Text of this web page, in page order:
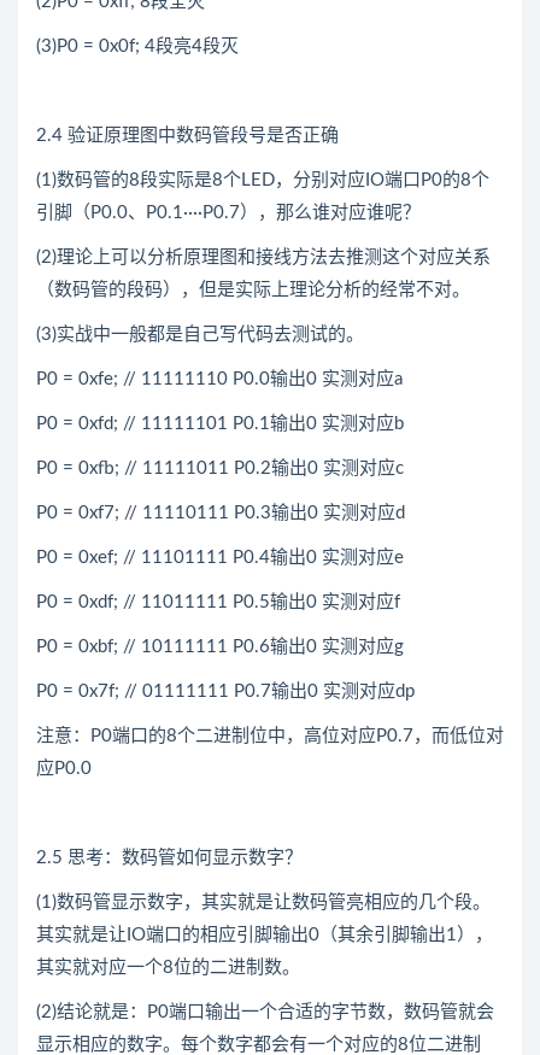
(3)P0 = 0x0f; 4段亮4段灭
2.4 验证原理图中数码管段号是否正确
(1)数码管的8段实际是8个LED，分别对应IO端口P0的8个
引脚（P0.0、P0.1····P0.7），那么谁对应谁呢？
(2)理论上可以分析原理图和接线方法去推测这个对应关系
（数码管的段码），但是实际上理论分析的经常不对。
(3)实战中一般都是自己写代码去测试的。
P0 = 0xfe; // 11111110 P0.0输出0 实测对应a
P0 = 0xfd; // 11111101 P0.1输出0 实测对应b
P0 = 0xfb; // 11111011 P0.2输出0 实测对应c
P0 = 0xf7; // 11110111 P0.3输出0 实测对应d
P0 = 0xef; // 11101111 P0.4输出0 实测对应e
P0 = 0xdf; // 11011111 P0.5输出0 实测对应f
P0 = 0xbf; // 10111111 P0.6输出0 实测对应g
P0 = 0x7f; // 01111111 P0.7输出0 实测对应dp
注意：P0端口的8个二进制位中，高位对应P0.7，而低位对
应P0.0
2.5 思考：数码管如何显示数字？
(1)数码管显示数字，其实就是让数码管亮相应的几个段。
其实就是让IO端口的相应引脚输出0（其余引脚输出1），
其实就对应一个8位的二进制数。
(2)结论就是：P0端口输出一个合适的字节数，数码管就会
显示相应的数字。每个数字都会有一个对应的8位二进制